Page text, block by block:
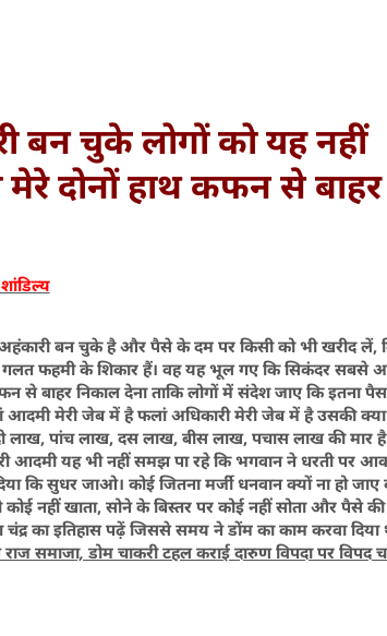
चुके लोगों को यह नहीं
दोनों हाथ कफन से बाहर
बन चुके है और पैसे के दम पर किसी को भी खरीद लें,
फहमी के शिकार हैं। वह यह भूल गए कि सिकंदर सबसे
बाहर निकाल देना ताकि लोगों में संदेश जाए कि इतना
आदमी मेरी जेब में है फलां अधिकारी मेरी जेब में है उसकी
लाख, पांच लाख, दस लाख, बीस लाख, पचास लाख की मार
आदमी यह भी नहीं समझ पा रहे कि भगवान ने धरती पर
कि सुधर जाओ। कोई जितना मर्जी धनवान क्यों ना हो जाए
कोई नहीं खाता, सोने के बिस्तर पर कोई नहीं सोता और पैसे
का इतिहास पढ़ें जिससे समय ने डोंम का काम करवा दिया
राज समाजा, डोम चाकरी टहल कराई दारुण विपदा पर विपद